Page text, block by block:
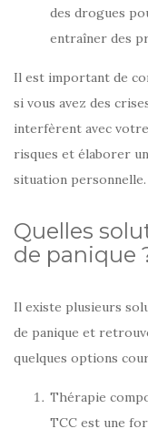
des drogues
entraîner des
Il est important de
si vous avez des
interfèrent avec
risques et élaborer
situation personnelle.
Quelles
de panique
Il existe plusieurs
de panique et
quelques options
Thérapie
TCC est une